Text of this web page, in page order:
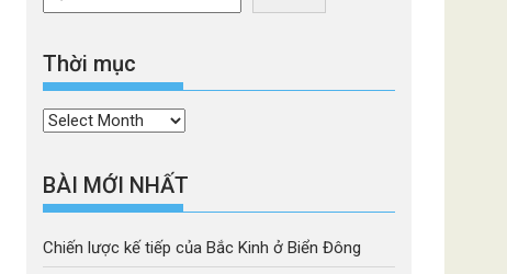
Thời mục
Thời
BÀI MỚI NHẤT
Chiến lược kế tiếp của Bắc Kinh ở Biển Đông